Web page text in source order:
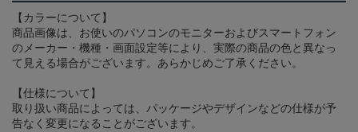
【カラーについて】
商品画像は、お使いのパソコンのモニターおよびスマートフォン
のメーカー・機種・画面設定等により、実際の商品の色と異なっ
て見える場合がございます。あらかじめご了承ください。
【仕様について】
取り扱い商品によっては、パッケージやデザインなどの仕様が予
告なく変更になることがございます。